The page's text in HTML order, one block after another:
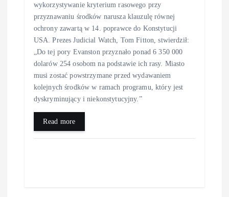
wykorzystywanie kryterium rasowego przy
przyznawaniu środków narusza klauzulę równej
ochrony zawartą w 14. poprawce do Konstytucji
USA. Prezes Judicial Watch, Tom Fitton, stwierdził:
„Do tej pory Evanston przyznało ponad 6 350 000
dolarów 254 osobom na podstawie ich rasy. Miasto
musi zostać powstrzymane przed wydawaniem
kolejnych środków w ramach programu, który jest
dyskryminujący i niekonstytucyjny.”
Read more